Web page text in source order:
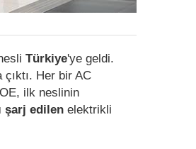
Türkiye'ye geldi.
çıktı. Her bir AC
ilk neslinin
şarj edilen elektrikli